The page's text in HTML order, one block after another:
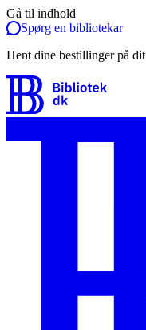
Gå til indhold
Spørg en bibliotekar
Hent dine bestillinger på